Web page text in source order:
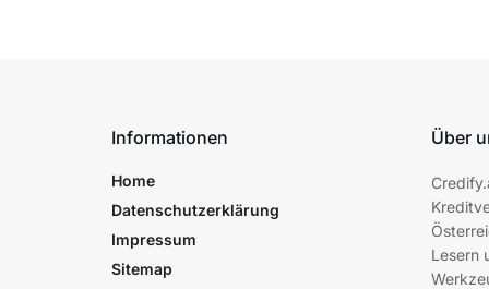
Informationen
Home
Datenschutzerklärung
Impressum
Sitemap
Über
Lesern